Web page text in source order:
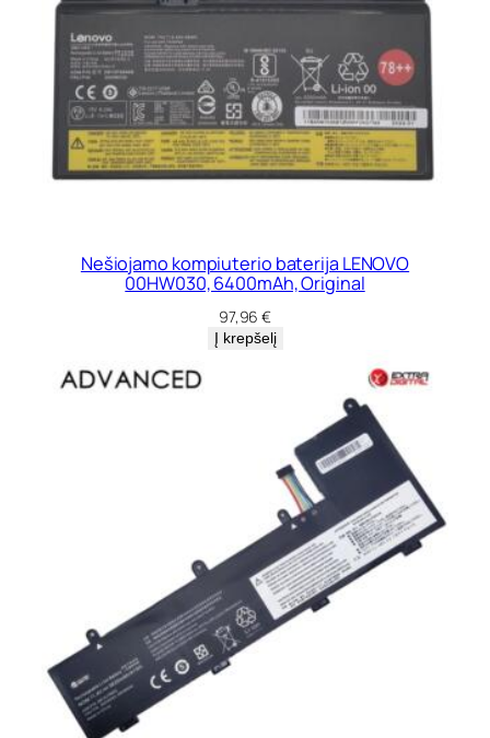
Nešiojamo kompiuterio baterija LENOVO
00HW030, 6400mAh, Original
97,96€
Į krepšelį